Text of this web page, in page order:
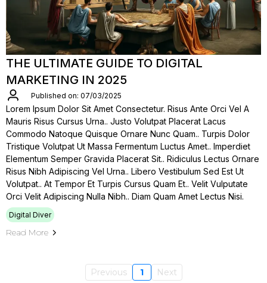
THE ULTIMATE GUIDE TO DIGITAL
MARKETING IN 2025
Published on: 07/03/2025
Lorem Ipsum Dolor Sit Amet Consectetur. Risus Ante Orci Vel A
Mauris Risus Cursus Urna.. Justo Volutpat Placerat Lacus
Commodo Natoque Quisque Ornare Nunc Quam.. Turpis Dolor
Tristique Volutpat Ut Massa Fermentum Luctus Amet.. Imperdiet
Elementum Semper Gravida Placerat Sit.. Ridiculus Lectus Ornare
Risus Nibh Adipiscing Vel Urna.. Libero Vestibulum Sed Est Ut
Volutpat.. At Tempor Et Turpis Cursus Quam Et.. Velit Vulputate
Orci Velit Adipiscing Nulla Nibh.. Diam Quam Amet Lectus Nisi.
Digital Diver
Read More
Previous 1 Next